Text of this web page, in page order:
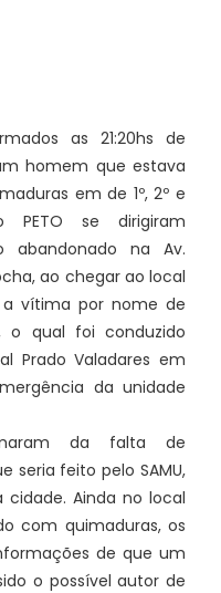
as 21:20hs de
homem que estava
em de 1º, 2º e
se dirigiram
abandonado na Av.
ao chegar ao local
vítima por nome de
o qual foi conduzido
Prado Valadares em
da unidade
da falta de
seria feito pelo SAMU,
Ainda no local
com quimaduras, os
de que um
o possível autor de